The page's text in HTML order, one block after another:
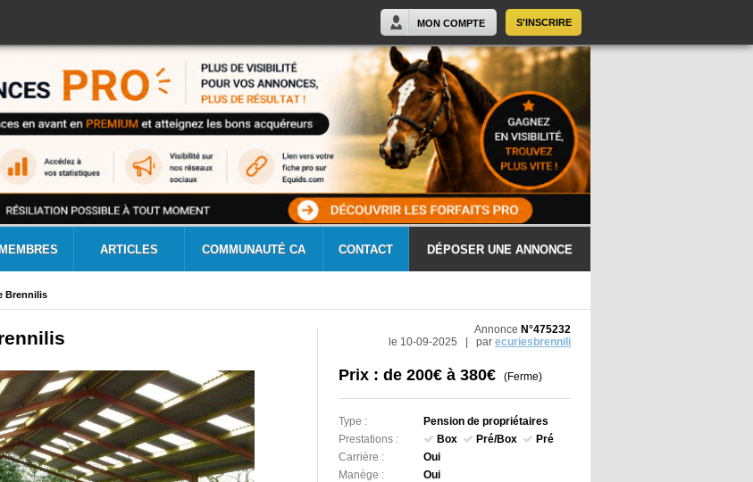
S'INSCRIRE
MON COMPTE
MEMBRES ARTICLES COMMUNAUTÉ CA CONTACT DÉPOSER UNE ANNONCE
Brennilis
Annonce N°475232
le 10-09-2025 | par ecuriesbrennili
Prix : de 200€ à 380€ (Ferme)
Type :
Pension de propriétaires
Prestations :
Box Pré/Box
Pré
Carrière :
Oui
Manège :
Oui